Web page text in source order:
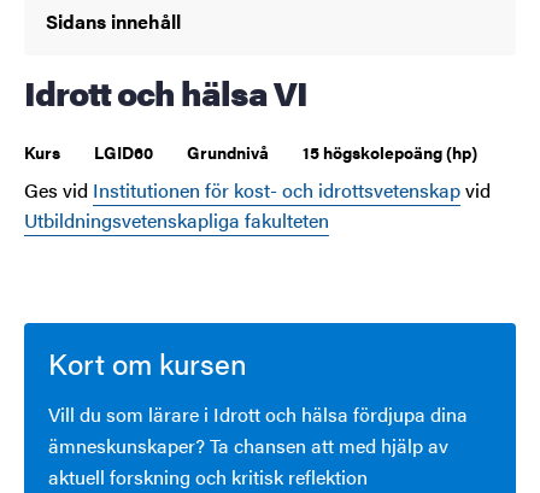
Sidans innehåll
Idrott och hälsa VI
Kurs LGID60 Grundnivå 15 högskolepoäng (hp)
Ges vid Institutionen för kost- och idrottsvetenskapvid
Utbildningsvetenskapliga fakulteten
Kort om kursen
Vill du som lärare i Idrott och hälsa fördjupa dina
ämneskunskaper? Ta chansen att med hjälp av
aktuell forskning och kritisk reflektion